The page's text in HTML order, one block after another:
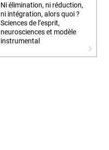
Ni élimination, ni réduction,
ni intégration, alors quoi ?
Sciences de l’esprit,
neurosciences et modèle
instrumental